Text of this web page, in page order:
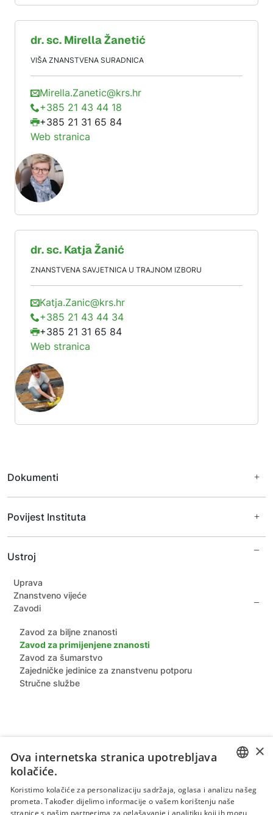
Dokumenti
Javna nabava
Izjava o pristupačnosti
Zaštita dostojanstva zaposlenika
Povijest Instituta
Prijašnji djelatnici
Ustroj
Uprava
Znanstveno vijeće
Zavodi
Zavod za biljne znanosti
Zavod za primijenjene znanosti
Zavod za šumarstvo
Zajedničke jedinice za znanstvenu potporu
Stručne službe
dr. sc. MirellaŽanetić
VIŠA ZNANSTVENA SURADNICA
Mirella.Zanetic@krs.hr
+385 21 43 44 18
+385 21 31 65 84
Web stranica
dr. sc. KatjaŽanić
ZNANSTVENA SAVJETNICA U TRAJNOM IZBORU
Katja.Zanic@krs.hr
+385 21 43 44 34
+385 21 31 65 84
Web stranica
ENGLISH
×
Ova internetska stranica upotrebljava
kolačiće.
Koristimo kolačiće za personalizaciju sadržaja, oglasa i analizu našeg
prometa. Također dijelimo informacije o vašem korištenju naše
stranice s našim partnerima za oglašavanje i analitiku koji ih mogu